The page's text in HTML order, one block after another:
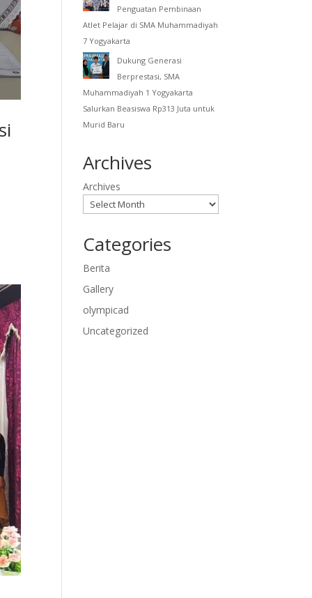
Penguatan Pembinaan
Atlet Pelajar di SMA Muhammadiyah
7 Yogyakarta
Dukung Generasi
Berprestasi, SMA
Muhammadiyah 1 Yogyakarta
Salurkan Beasiswa Rp313 Juta untuk
Murid Baru
Archives
Archives
Categories
Berita
Gallery
olympicad
Uncategorized